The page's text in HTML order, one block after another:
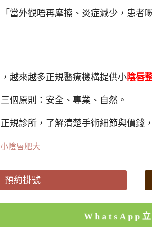
當外觀唔再摩擦、炎症減少，患者
越來越多正規醫療機構提供小陰唇
個原則：安全、專業、自然。
規診所，了解清楚手術細節與價錢
小陰唇肥大
預約掛號
WhatsApp立